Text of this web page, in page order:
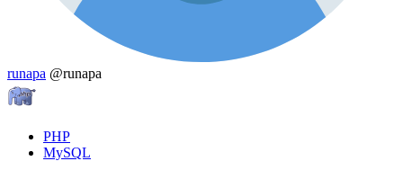
runapa @runapa
PHP
MySQL